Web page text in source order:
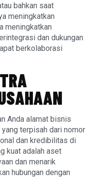
bahkan saat
meningkatkan
meningkatkan
dan dukungan
berkolaborasi
Anda alamat bisnis
terpisah dari nomor
dan kredibilitas di
kuat adalah aset
dan menarik
hubungan dengan